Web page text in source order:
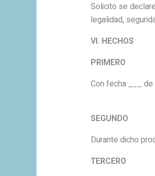
Solicito se
legalidad,
VI. HECHOS
PRIMERO
Con fecha ___
SEGUNDO
Durante dicho
TERCERO